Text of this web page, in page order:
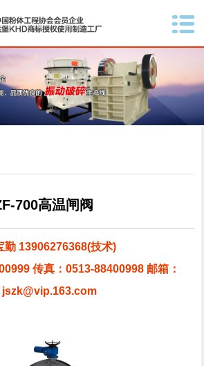
700高温闸阀
勤 13906276368(技术)
传真：0513-88400998 邮箱：
jszk@vip.163.com